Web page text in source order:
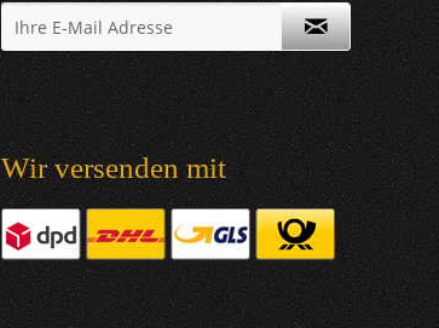
Wir versenden mit